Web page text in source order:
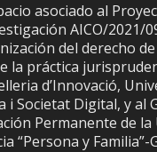
asociado al
AICO/2021/
del derecho
la práctica
d’Innovació,
i Societat Digital, y al
Permanente de
“Persona y Familia”-